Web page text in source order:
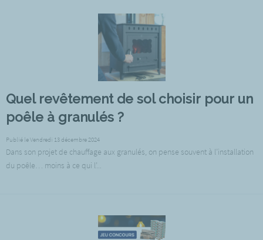
Quel revêtement de sol choisir pour un
poêle à granulés ?
Publié le Vendredi 13 décembre 2024
Dans son projet de chauffage aux granulés, on pense souvent à l’installation
du poêle… moins à ce qui l’...